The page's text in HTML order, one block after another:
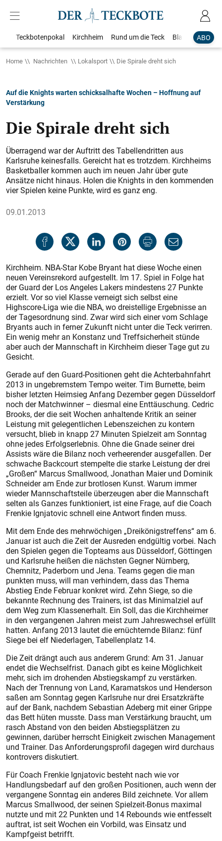
ABO
Teckbotenpokal Kirchheim Rund um die Teck Blaulicht
Home Nachrichten Lokalsport Die Spirale dreht sich
Auf die Knights warten schicksalhafte Wochen – Hoffnung auf
Verstärkung
Die Spirale dreht sich
Überragend war der Auftritt des Tabellendritten aus
Karlsruhe keinesfalls. Gereicht hat es trotzdem. Kirchheims
Basketballer kommen auch im neuen Jahr über gute
Ansätze nicht hinaus. Holen die Knights in den kommenden
vier Spielen keine Punkte, wird es ganz eng.
09.01.2013
Kirchheim. NBA-Star Kobe Bryant hat diese Woche einen
neuen Vereinsrekord aufgestellt. Im 17. Spiel in Folge hat
der Guard der Los Angeles Lakers mindestens 27 Punkte
erzielt. Vor so viel Klasse verneigt sich selbst eine
Highscore-Liga wie die NBA, wo dreistellige Ergebnisse an
der Tagesordnung sind. Zwar wird sich einer vom Schlage
Bryants auch in ferner Zukunft nicht unter die Teck verirren.
Ein wenig mehr an Konstanz und Treffsicherheit stünde
aber auch der Mannschaft in Kirchheim dieser Tage gut zu
Gesicht.
Gerade auf den Guard-Positionen geht die Achterbahnfahrt
2013 in ungebremstem Tempo weiter. Tim Burnette, beim
bisher letzten Heimsieg Anfang Dezember gegen Düsseldorf
noch der Matchwinner – diesmal eine Enttäuschung. Cedric
Brooks, der die seit Wochen anhaltende Kritik an seiner
Leistung mit gelegentlichen Lebenszeichen zu kontern
versucht, blieb in knapp 27 Minuten Spielzeit am Sonntag
ohne jedes Erfolgserlebnis. Ohne die Gnade seiner drei
Assists wäre die Bilanz noch verheerender ausgefallen. Der
schwache Backcourt stempelte die starke Leistung der drei
„Großen“ Marcus Smallwood, Jonathan Maier und Dominik
Schneider am Ende zur brotlosen Kunst. Warum immer
wieder Mannschaftsteile überzeugen aber die Mannschaft
selten als Ganzes funktioniert, ist eine Frage, auf die Coach
Frenkie Ignjatovic schnell eine Antwort finden muss.
Mit dem Ende des mehrwöchigen „Dreikönigstreffens“ am 6.
Januar ist auch die Zeit der Ausreden endgültig vorbei. Nach
den Spielen gegen die Topteams aus Düsseldorf, Göttingen
und Karlsruhe heißen die nächsten Gegner Nürnberg,
Chemnitz, Paderborn und Jena. Teams gegen die man
punkten muss, will man verhindern, dass das Thema
Abstieg Ende Februar konkret wird. Zehn Siege, so die
bekannte Rechnung des Trainers, ist das Minimalziel auf
dem Weg zum Klassenerhalt. Ein Soll, das die Kirchheimer
in den vergangenen Jahren meist zum Jahreswechsel erfüllt
hatten. Anfang 2013 lautet die ernüchternde Bilanz: fünf
Siege bei elf Niederlagen, Tabellenplatz 14.
Die Zeit drängt auch aus anderem Grund: Am 31. Januar
endet die Wechselfrist. Danach gibt es keine Möglichkeit
mehr, sich im drohenden Abstiegskampf zu verstärken.
Nach der Trennung von Land, Karamatskos und Henderson
saßen am Sonntag gegen Karlsruhe nur drei Ersatzkräfte
auf der Bank, nachdem Sebastian Adeberg mit einer Grippe
das Bett hüten musste. Dass man Verstärkung braucht, um
rasch Abstand von den beiden Abstiegsplätzen zu
gewinnen, darüber herrscht Einigkeit zwischen Management
und Trainer. Das Anforderungsprofil dagegen wird durchaus
kontrovers diskutiert.
Für Coach Frenkie Ignjatovic besteht nach wie vor
Handlungsbedarf auf den großen Positionen, auch wenn der
vergangene Sonntag ein anderes Bild zeichnete. Vor allem
Marcus Smallwood, der seinen Spielzeit-Bonus maximal
nutzte und mit 22 Punkten und 14 Rebounds wie entfesselt
auftrat, ist seit Wochen ein Vorbild, was Einsatz und
Kampfgeist betrifft.